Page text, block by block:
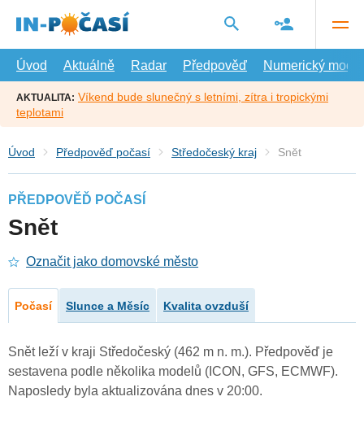
hlavní
Úvod
Aktuálně Radar Předpověď Numerický model
AKTUALITA: Víkend bude slunečný s letními, zítra i tropickými
teplotami
Úvod Předpověď počasí Středočeský kraj Snět
PŘEDPOVĚĎ POČASÍ
Snět
Označit jako domovské město
Počasí Slunce a Měsíc Kvalita ovzduší
Snět leží v kraji Středočeský (462 m n. m.). Předpověď je
sestavena podle několika modelů (ICON, GFS, ECMWF).
Naposledy byla aktualizována dnes v 20:00.